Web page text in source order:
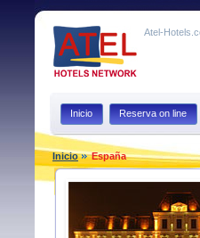
Atel-
Inicio Reserva on line
Inicio España